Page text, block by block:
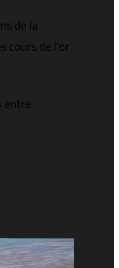
de la
de l’or
entre